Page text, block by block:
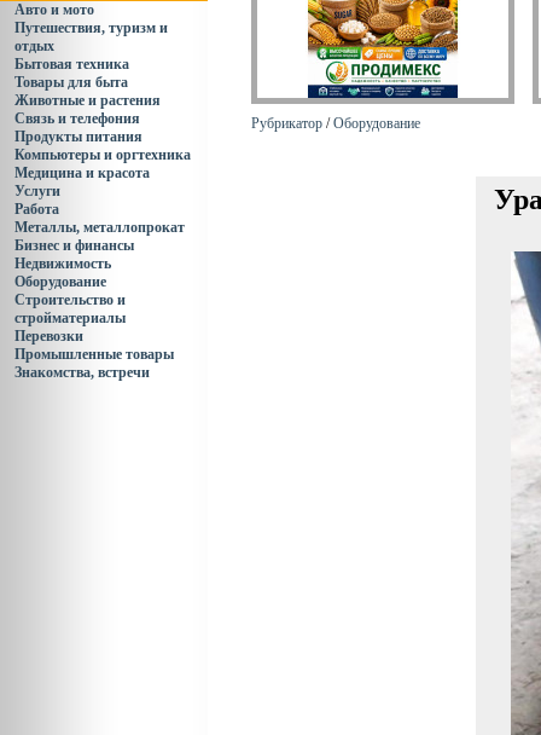
Авто и мото
Путешествия, туризм и
отдых
Бытовая техника
Товары для быта
Животные и растения
Связь и телефония
Продукты питания
Компьютеры и оргтехника
Медицина и красота
Услуги
Работа
Металлы, металлопрокат
Бизнес и финансы
Недвижимость
Оборудование
Строительство и
стройматериалы
Перевозки
Промышленные товары
Знакомства, встречи
Рубрикатор /Оборудование